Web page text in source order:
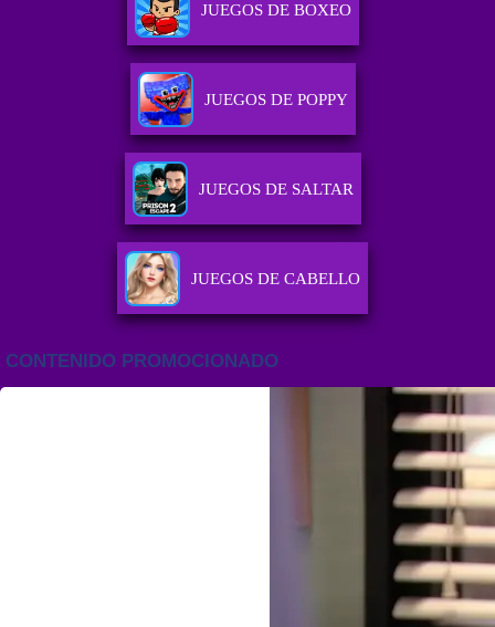
JUEGOS DE BOXEO
JUEGOS DE POPPY
JUEGOS DE SALTAR
JUEGOS DE CABELLO